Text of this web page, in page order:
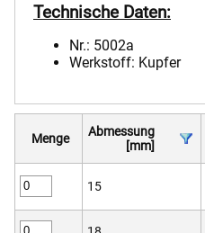
Technische Daten:
Nr.: 5002a
Werkstoff: Kupfer
Menge
Abmessung
[mm]
15